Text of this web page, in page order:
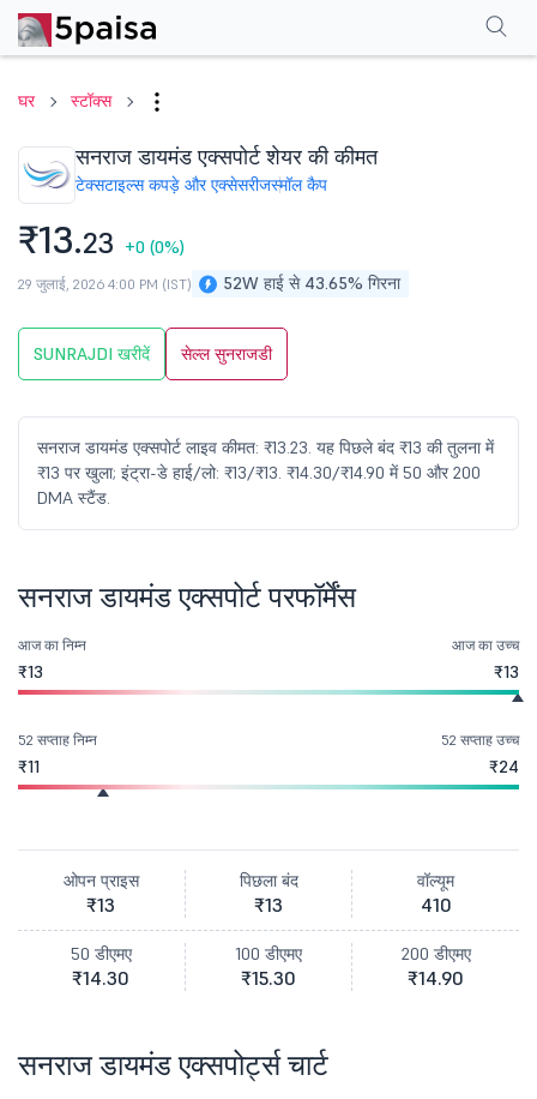
घर स्टॉक्स
सनराज डायमंड एक्सपोर्ट शेयर की कीमत
टेक्सटाइल्स कपड़े और एक्सेसरीजस्मॉल कैप
₹13.23 +0 (0%)
52W हाई से 43.65% गिरना
29 जुलाई, 2026 4:00 PM (IST)
SUNRAJDI खरीदें सेल्ल सुनराजडी
सनराज डायमंड एक्सपोर्ट लाइव कीमत: ₹13.23. यह पिछले बंद ₹13 की तुलना में
₹13 पर खुला; इंट्रा-डे हाई/लो: ₹13/₹13. ₹14.30/₹14.90 में 50 और 200
DMA स्टैंड.
परफॉर्मेंसफाइनेंशियल्स सामान्य प्रश्न
सनराज डायमंड एक्सपोर्ट परफॉर्मेंस
आज का निम्न
₹13
आज का उच्च
₹13
52 सप्ताह निम्न
₹11
52 सप्ताह उच्च
₹24
ओपन प्राइस
₹13
पिछला बंद
₹13
वॉल्यूम
410
50 डीएमए
₹14.30
100 डीएमए
₹15.30
200 डीएमए
₹14.90
सनराज डायमंड एक्सपोर्ट्स चार्ट